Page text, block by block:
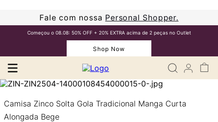
Fale com nossa Personal Shopper.
Começou o 08.08: 50% OFF + 20% EXTRA acima de 2 peças no Outlet
Shop Now
Camisa Zinco Solta Gola Tradicional Manga Curta
Alongada Bege